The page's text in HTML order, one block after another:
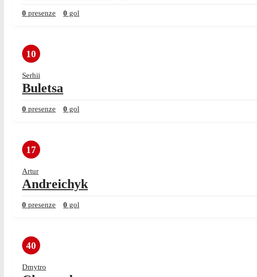
0 presenze 0 gol
10
Serhii
Buletsa
0 presenze 0 gol
17
Artur
Andreichyk
0 presenze 0 gol
40
Dmytro